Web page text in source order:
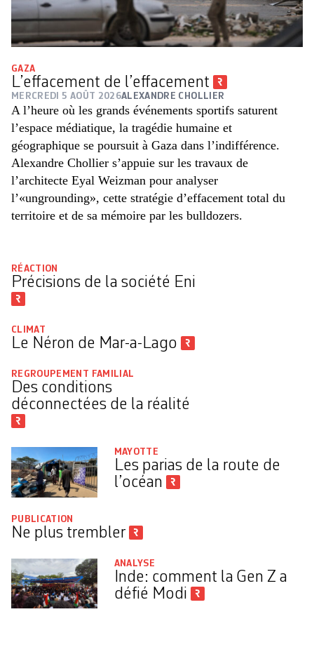
GAZA
L’effacement de l’effacement
MERCREDI 5 AOÛT 2026ALEXANDRE CHOLLIER
A l’heure où les grands événements sportifs saturent
l’espace médiatique, la tragédie humaine et
géographique se poursuit à Gaza dans l’indifférence.
Alexandre Chollier s’appuie sur les travaux de
l’architecte Eyal Weizman pour analyser
l’«ungrounding», cette stratégie d’effacement total du
territoire et de sa mémoire par les bulldozers.
RÉACTION
Précisions de la société Eni
CLIMAT
Le Néron de Mar-a-Lago
REGROUPEMENT FAMILIAL
Des conditions
déconnectées de la réalité
MAYOTTE
Les parias de la route de
l’océan
PUBLICATION
Ne plus trembler
ANALYSE
Inde: comment la Gen Z a
défié Modi